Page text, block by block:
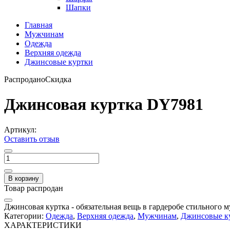
Шапки
Главная
Мужчинам
Одежда
Верхняя одежда
Джинсовые куртки
РаспроданоСкидка
Джинсовая куртка DY7981
Артикул:
Оставить отзыв
В корзину
Товар распродан
Джинсовая куртка - обязательная вещь в гардеробе стильного
Категории: Одежда, Верхняя одежда, Мужчинам, Джинсовые
ХАРАКТЕРИСТИКИ